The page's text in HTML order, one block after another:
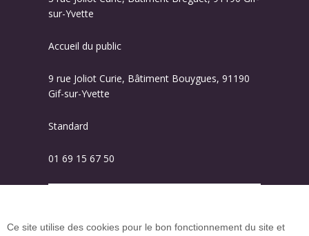
sur-Yvette
Accueil du public
9 rue Joliot Curie, Bâtiment Bouygues, 91190
Gif-sur-Yvette
Standard
01 69 15 67 50
Ce site utilise des cookies pour le bon fonctionnement du site et